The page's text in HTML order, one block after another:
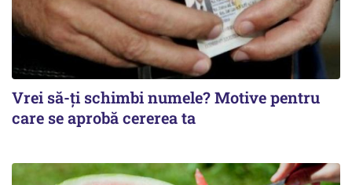
Vrei să-ți schimbi numele? Motive pentru
care se aprobă cererea ta